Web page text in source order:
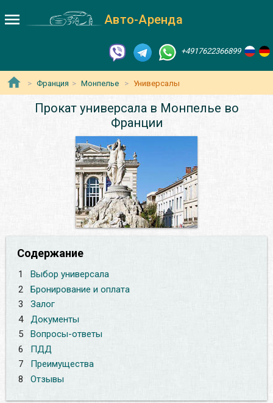
Авто-Аренда
+4917622366899
Франция Монпелье Универсалы
Прокат универсала в Монпелье во
Франции
Содержание
1
Выбор универсала
2
Бронирование и оплата
3
Залог
4
Документы
5
Вопросы-ответы
6
ПДД
7
Преимущества
8
Отзывы